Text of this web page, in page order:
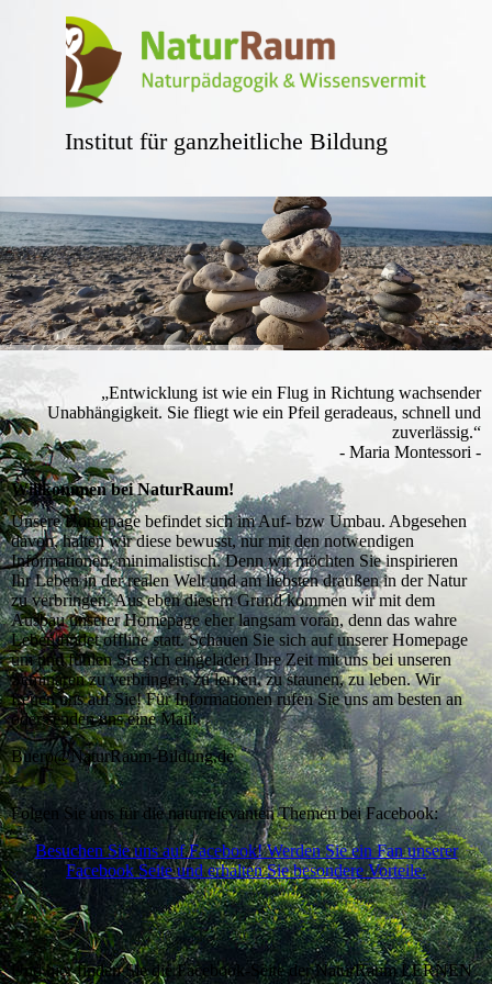
Institut für ganzheitliche Bildung
„Entwicklung ist wie ein Flug in Richtung wachsender
Unabhängigkeit. Sie fliegt wie ein Pfeil geradeaus, schnell und
zuverlässig.“
- Maria Montessori -
Willkommen bei NaturRaum!
Unsere Homepage befindet sich im Auf- bzw Umbau. Abgesehen
davon, halten wir diese bewusst, nur mit den notwendigen
Informationen, minimalistisch. Denn wir möchten Sie inspirieren
Ihr Leben in der realen Welt und am liebsten draußen in der Natur
zu verbringen. Aus eben diesem Grund kommen wir mit dem
Ausbau unserer Homepage eher langsam voran, denn das wahre
Leben findet offline statt. Schauen Sie sich auf unserer Homepage
um und fühlen Sie sich eingeladen Ihre Zeit mit uns bei unseren
Seminaren zu verbringen, zu lernen, zu staunen, zu leben. Wir
freuen uns auf Sie! Für Informationen rufen Sie uns am besten an
oder senden uns eine Mail:
Buero@NaturRaum-Bildung.de
Folgen Sie uns für die naturrelevanten Themen bei Facebook:
Besuchen Sie uns auf Facebook! Werden Sie ein Fan unserer
Facebook Seite und erhalten Sie besondere Vorteile.
Und hier finden Sie die Facebook-Seite der NaturRaum LERNEN